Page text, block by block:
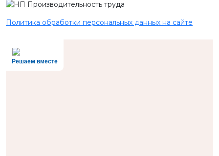
Политика обработки персональных данных на сайте
Решаем вместе